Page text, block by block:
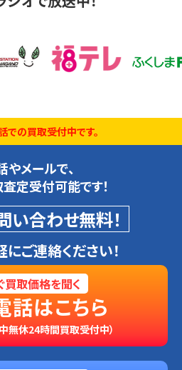
での買取受付中です。
やメールで、
定受付可能です！
い合わせ無料！
ご連絡ください！
買取価格を聞く
話はこちら
無休24時間買取受付中）